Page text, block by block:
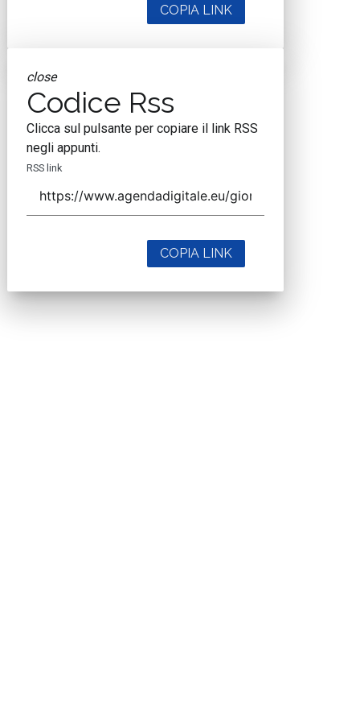
COPIA LINK
close
Codice Rss
Clicca sul pulsante per copiare il link RSS
negli appunti.
RSS link
COPIA LINK